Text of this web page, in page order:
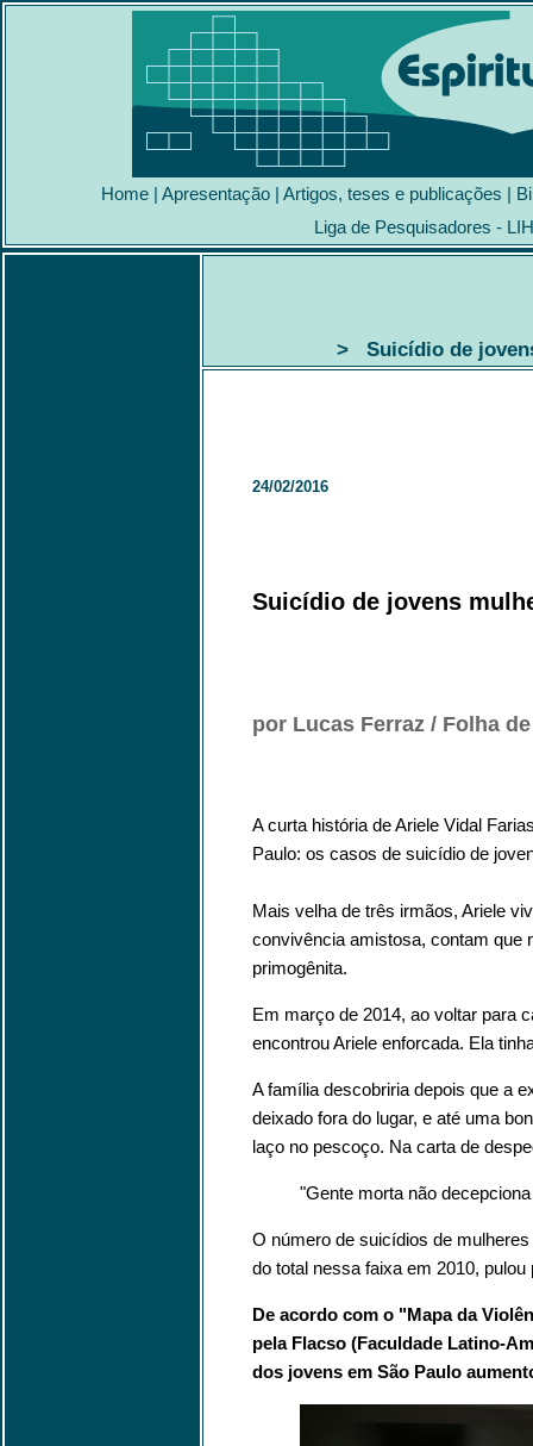
Home | Apresentação | Artigos, teses e publicações |
Liga de Pesquisadores -
> Suicídio de
24/02/2016
Suicídio de jovens
por Lucas Ferraz / Folha
A curta história de Ariele Vidal
Paulo: os casos de suicídio de
Mais velha de três irmãos, Ariele
convivência amistosa, contam que
primogênita.
Em março de 2014, ao voltar para
encontrou Ariele enforcada. Ela
A família descobriria depois que a
deixado fora do lugar, e até uma
laço no pescoço. Na carta de
"Gente morta não
O número de suicídios de
do total nessa faixa em 2010,
De acordo com o "Mapa da
pela Flacso (Faculdade Latino-
dos jovens em São Paulo